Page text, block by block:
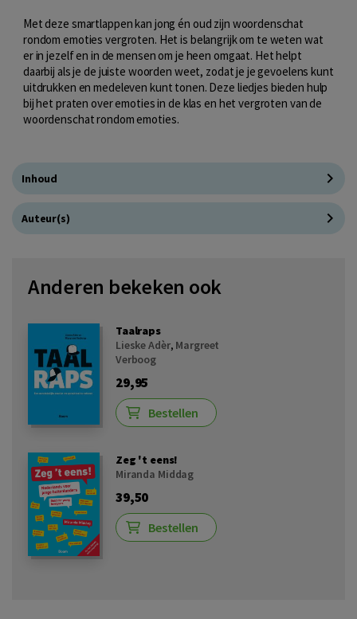
Met deze smartlappen kan jong én oud zijn woordenschat
rondom emoties vergroten. Het is belangrijk om te weten wat
er in jezelf en in de mensen om je heen omgaat. Het helpt
daarbij als je de juiste woorden weet, zodat je je gevoelens kunt
uitdrukken en medeleven kunt tonen. Deze liedjes bieden hulp
bij het praten over emoties in de klas en het vergroten van de
woordenschat rondom emoties.
Inhoud
Auteur(s)
Anderen bekeken ook
Taalraps
Lieske Adèr, Margreet
Verboog
29,95
Bestellen
Zeg 't eens!
Miranda Middag
39,50
Bestellen